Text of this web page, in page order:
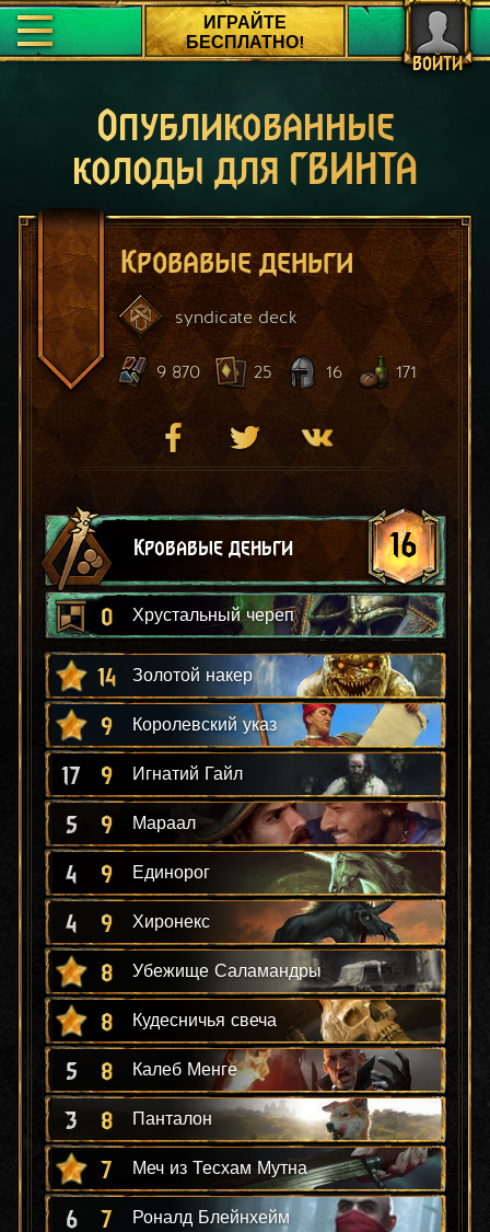
ВОЙТИ
ИГРАЙТЕ
БЕСПЛАТНО!
Опубликованные
колоды для ГВИНТА
Кровавые деньги
syndicate deck
9 870 25 16 171
Кровавые деньги 16
0 Хрустальный череп
14 Золотой накер
9 Королевский указ
17 9 Игнатий Гайл
5 9 Мараал
4 9 Единорог
4 9 Хиронекс
8 Убежище Саламандры
8 Кудесничья свеча
5 8 Калеб Менге
3 8 Панталон
7 Меч из Тесхам Мутна
6 7 Роналд Блейнхейм